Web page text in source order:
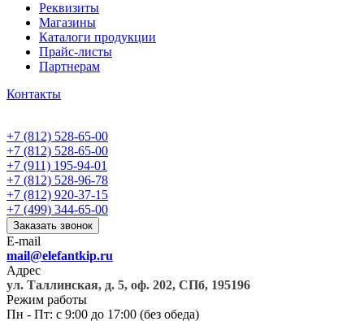
Реквизиты
Магазины
Каталоги продукции
Прайс-листы
Партнерам
Контакты
+7 (812) 528-65-00
+7 (812) 528-65-00
+7 (911) 195-94-01
+7 (812) 528-96-78
+7 (812) 920-37-15
+7 (499) 344-65-00
Заказать звонок
E-mail
mail@elefantkip.ru
Адрес
ул. Таллинская, д. 5, оф. 202, СПб, 195196
Режим работы
Пн - Пт: с 9:00 до 17:00 (без обеда)